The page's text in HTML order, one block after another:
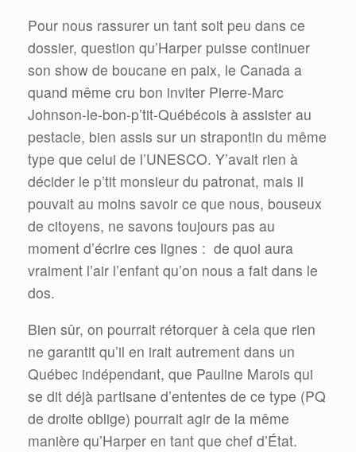
Pour nous rassurer un tant soit peu dans ce
dossier, question qu’Harper puisse continuer
son show de boucane en paix, le Canada a
quand même cru bon inviter Pierre-Marc
Johnson-le-bon-p’tit-Québécois à assister au
pestacle, bien assis sur un strapontin du même
type que celui de l’UNESCO. Y’avait rien à
décider le p’tit monsieur du patronat, mais il
pouvait au moins savoir ce que nous, bouseux
de citoyens, ne savons toujours pas au
moment d’écrire ces lignes : de quoi aura
vraiment l’air l’enfant qu’on nous a fait dans le
dos.
Bien sûr, on pourrait rétorquer à cela que rien
ne garantit qu’il en irait autrement dans un
Québec indépendant, que Pauline Marois qui
se dit déjà partisane d’ententes de ce type (PQ
de droite oblige) pourrait agir de la même
manière qu’Harper en tant que chef d’État.